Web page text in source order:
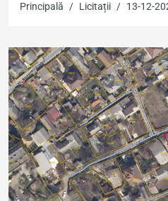
Principală Licitații 13-12-
Previous